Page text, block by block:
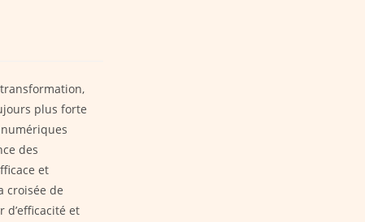
plus forte
des
et
croisée de
et